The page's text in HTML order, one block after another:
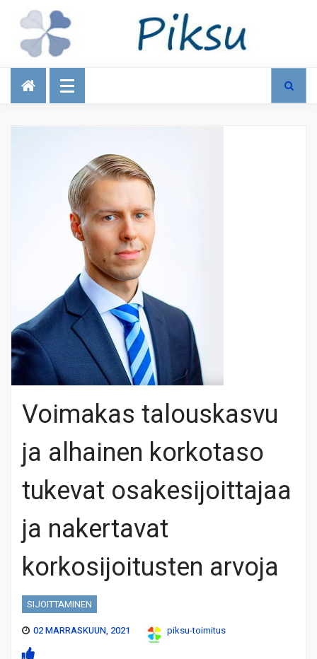
Talous
Voimakas talouskasvu
ja alhainen korkotaso
tukevat osakesijoittajaa
ja nakertavat
korkosijoitusten arvoja
SIJOITTAMINEN
02 MARRASKUUN, 2021
piksu-toimitus